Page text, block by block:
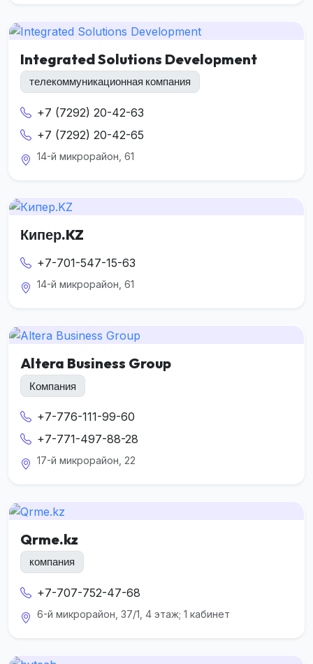
Integrated Solutions Development
телекоммуникационная компания
+7 (7292) 20-42-63
+7 (7292) 20-42-65
14-й микрорайон, 61
Кипер.KZ
+7-701-547-15-63
14-й микрорайон, 61
Altera Business Group
Компания
+7-776-111-99-60
+7-771-497-88-28
17-й микрорайон, 22
Qrme.kz
компания
+7-707-752-47-68
6-й микрорайон, 37/1, 4 этаж; 1 кабинет